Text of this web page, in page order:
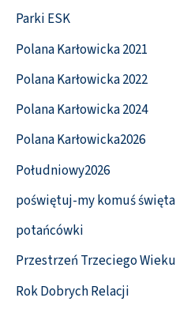
Parki ESK
Polana Karłowicka 2021
Polana Karłowicka 2022
Polana Karłowicka 2024
Polana Karłowicka2026
Południowy2026
poświętuj-my komuś święta
potańcówki
Przestrzeń Trzeciego Wieku
Rok Dobrych Relacji